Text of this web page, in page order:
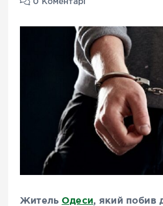
0 Коментарі
ЖительОдеси, який побив